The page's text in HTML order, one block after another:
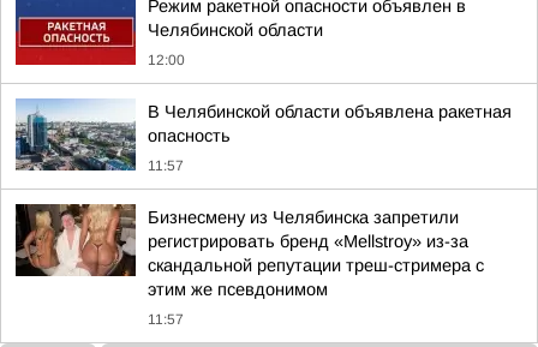
Режим ракетной опасности объявлен в
Челябинской области
12:00
В Челябинской области объявлена ракетная
опасность
11:57
Бизнесмену из Челябинска запретили
регистрировать бренд «Mellstroy» из-за
скандальной репутации треш-стримера с
этим же псевдонимом
11:57